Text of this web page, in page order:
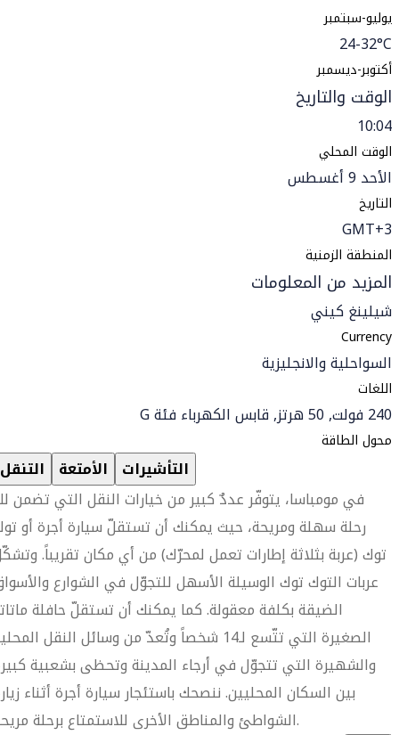
يوليو-سبتمبر
24-32°C
أكتوبر-ديسمبر
الوقت والتاريخ
10:04
الوقت المحلي
الأحد 9 أغسطس
التاريخ
GMT+3
المنطقة الزمنية
المزيد من المعلومات
شيلينغ كيني
Currency
السواحلية والانجليزية
اللغات
240 فولت, 50 هرتز, قابس الكهرباء فئة G
محول الطاقة
التنقل الأمتعة التأشيرات
في مومباسا، يتوفّر عددٌ كبير من خيارات النقل التي تضمن
رحلة سهلة ومريحة، حيث يمكنك أن تستقلّ سيارة أجرة أو
توك (عربة بثلاثة إطارات تعمل لمحرّك) من أي مكان تقريباً.
عربات التوك توك الوسيلة الأسهل للتجوّل في الشوارع
الضيقة بكلفة معقولة. كما يمكنك أن تستقلّ حافلة
الصغيرة التي تتّسع لـ14 شخصاً وتُعدّ من وسائل النقل
والشهيرة التي تتجوّل في أرجاء المدينة وتحظى بشعبية
بين السكان المحليين. ننصحك باستئجار سيارة أجرة أثناء
الشواطئ والمناطق الأخرى للاستمتاع برحلة مريحة.